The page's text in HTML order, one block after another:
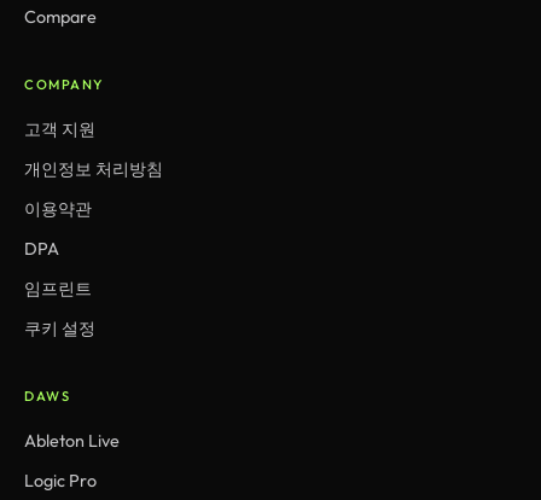
Compare
COMPANY
고객 지원
개인정보 처리방침
이용약관
DPA
임프린트
쿠키 설정
DAWS
Ableton Live
Logic Pro